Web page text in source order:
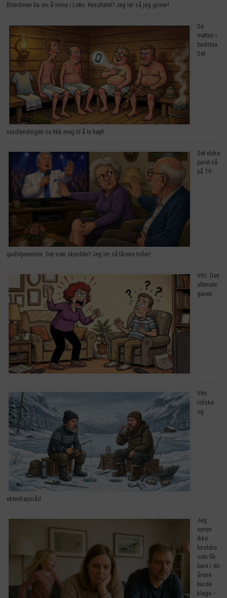
Blondinen ba om å vinne i Lotto. Resultatet? Jeg ler så jeg griner!
De
møttes i
badstua.
Det
nordlendingen sa fikk meg til å le høyt!
Det eldre
paret så
på TV-
gudstjenesten. Det som skjedde? Jeg ler så tårene triller!
Vits: Den
ultimate
gaven
Vits:
Isfiske
og
ekteskapsråd
Jeg
synes
ikke
foreldre
som får
barn i 40-
årene
burde
klage –